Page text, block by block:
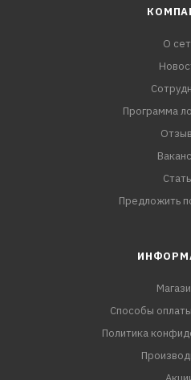
О
Программа
Предложить
Способы
Политика